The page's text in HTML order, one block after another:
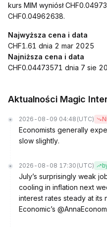
kurs MIM wyniósł
CHF0.04962638.
Najwyższa cena i data
CHF1.61 dnia 2 mar 2025
Najniższa cena i data
CHF0.04473571 dnia 7 sie
Aktualności Magic
2026-08-09 04:48 (UTC)
Economists generally
slow slightly.
2026-08-08 17:30 (UTC)
July’s surprisingly weak
cooling in inflation next
interest rates steady at its
Economic’s